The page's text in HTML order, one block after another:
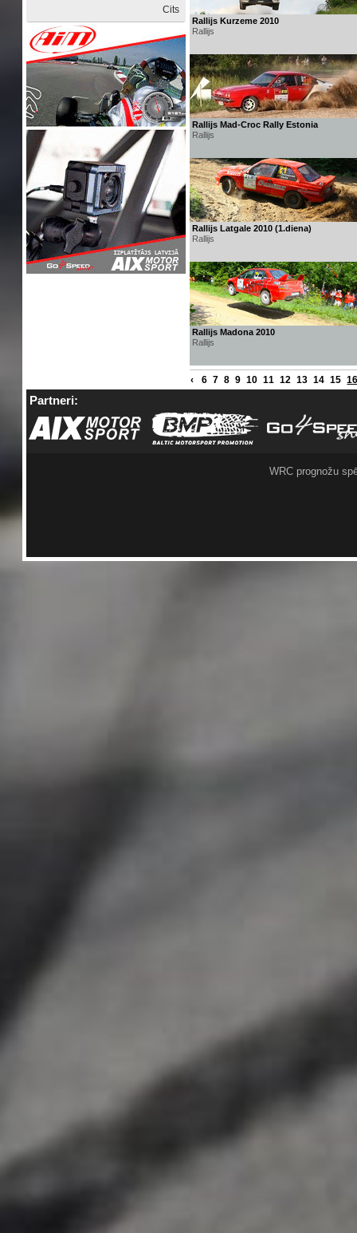
Cits
Rallijs Kurzeme 2010
Rallijs
Rallijs Mad-Croc Rally Estonia
Rallijs
Rallijs Latgale 2010 (1.diena)
Rallijs
Rallijs Madona 2010
Rallijs
‹ 6 7 8 9 10 11 12 13 14 15
Partneri:
WRC prognožu